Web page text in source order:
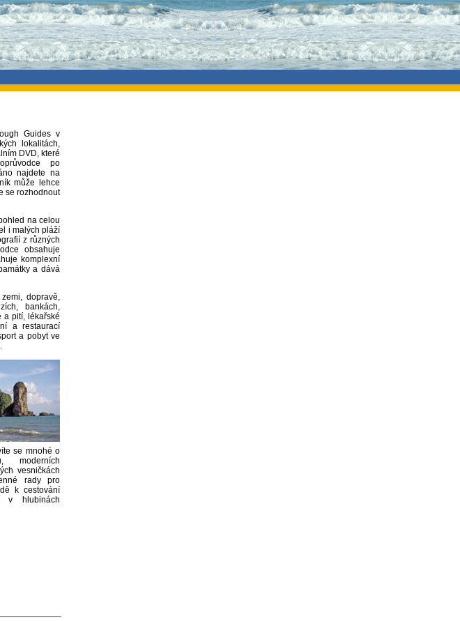
Guides v
lokalitách,
DVD, které
po
najdete na
může lehce
se rozhodnout
na celou
i malých pláží
z různých
obsahuje
komplexní
a dává
dopravě,
bankách,
a pití, lékařské
a restaurací
a pobyt ve
se mnohé o
moderních
vesničkách
rady pro
k cestování
v hlubinách